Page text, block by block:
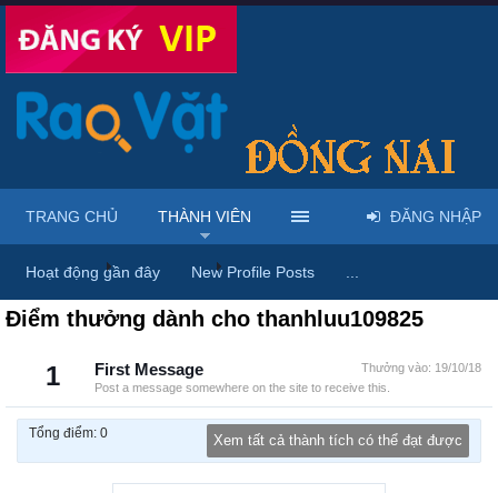
Trang chủ Thành viên thanhluu109825
Điểm thưởng dành cho thanhluu109825
1 Thưởng vào: 19/10/18
First Message
Post a message somewhere on the site to receive this.
Tổng điểm: 0 Xem tất cả thành tích có thể đạt được
TRANG CHỦ THÀNH VIÊN
Hoạt động gần đây New Profile Posts
ĐĂNG NHẬP